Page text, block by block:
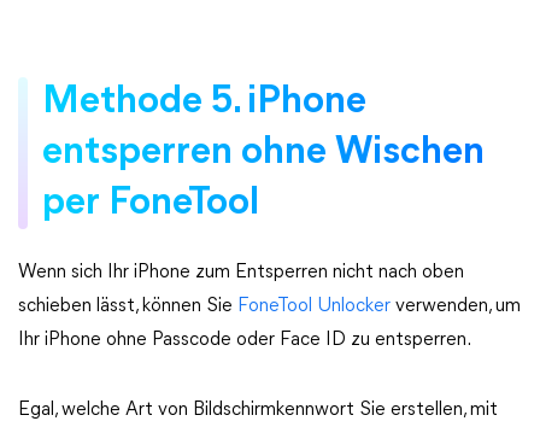
Methode 5. iPhone
entsperren ohne Wischen
per FoneTool
Wenn sich Ihr iPhone zum Entsperren nicht nach oben
schieben lässt, können Sie FoneTool Unlocker verwenden, um
Ihr iPhone ohne Passcode oder Face ID zu entsperren.
Egal, welche Art von Bildschirmkennwort Sie erstellen, mit